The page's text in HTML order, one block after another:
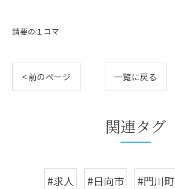
請要の１コマ
< 前のページ 一覧に戻る
関連タグ
#求人 #日向市 #門川町